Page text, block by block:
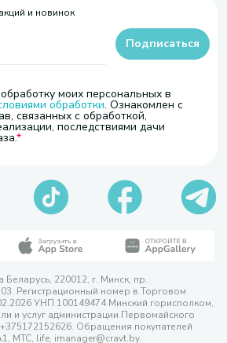
и новинок
моих персональных в
обработки. Ознакомлен с
связанных с обработкой,
последствиями дачи
Подписаться
220012, г. Минск, пр.
Регистрационный номер в Торговом
УНП 100149474 Минский горисполком,
и услуг администрации Первомайского
Обращения покупателей
МТС, life, imanager@cravt.by.